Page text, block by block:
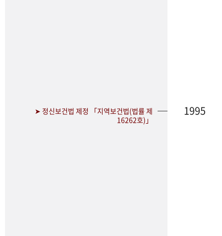
➤ 정신보건법 제정 「지역보건법(법률 제
16262호)」
1995